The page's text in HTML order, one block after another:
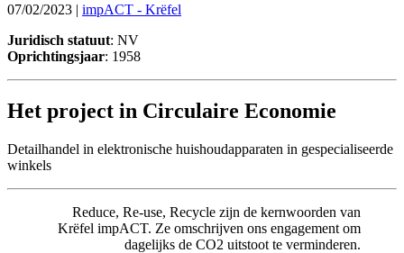
07/02/2023 | impACT - Krëfel
Juridisch statuut: NV
Oprichtingsjaar: 1958
Het project in Circulaire Economie
Detailhandel in elektronische huishoudapparaten in gespecialiseerde
winkels
Reduce, Re-use, Recycle zijn de kernwoorden van
Krëfel impACT. Ze omschrijven ons engagement om
dagelijks de CO2 uitstoot te verminderen.